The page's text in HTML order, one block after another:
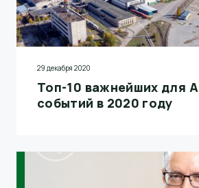
29 декабря 2020
Топ-10 важнейших для
событий в 2020 году